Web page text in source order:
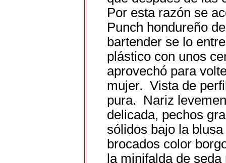
Por esta razón se
Punch hondureño
bartender se lo
plástico con unos
aprovechó para
mujer. Vista de
pura. Nariz
delicada, pechos
sólidos bajo la
brocados color
la minifalda de